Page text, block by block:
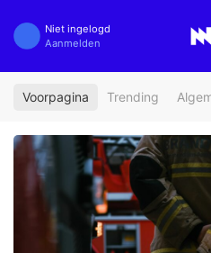
Niet ingelogd
Aanmelden
Voorpagina Trending